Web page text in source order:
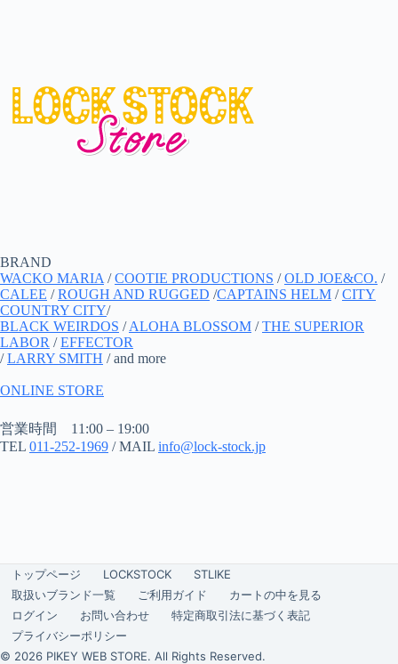
BRAND
WACKO MARIA/COOTIE PRODUCTIONS /OLD JOE&CO. /
CALEE /ROUGH AND RUGGED /CAPTAINS HELM /CITY
COUNTRY CITY/
BLACK WEIRDOS /ALOHA BLOSSOM /THE SUPERIOR
LABOR /EFFECTOR
/LARRY SMITH / and more
ONLINE STORE
営業時間 11:00 – 19:00
TEL 011-252-1969 / MAIL info@lock-stock.jp
トップページ LOCKSTOCK
STLIKE
取扱いブランド一覧
ご利用ガイド
カートの中を見る
ログイン
お問い合わせ
特定商取引法に基づく表記
プライバシーポリシー
© 2026 PIKEY WEB STORE. All Rights Reserved.